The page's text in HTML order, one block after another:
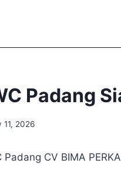
Padang
11, 2026
Padang CV BIMA